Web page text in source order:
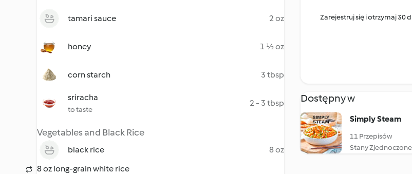
tamari sauce 2 oz
honey 1 ½ oz
corn starch 3 tbsp
sriracha
to taste
2 - 3 tbsp
Vegetables and Black Rice
black rice
8 oz
8 oz long-grain white rice
Zarejestruj się i otrzymaj 30
Dostępny w
Simply Steam
11 Przepisów
Stany Zjednoczone